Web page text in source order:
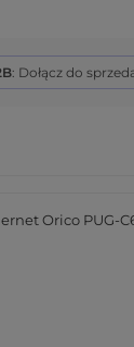
: Dołącz do
Orico PUG-